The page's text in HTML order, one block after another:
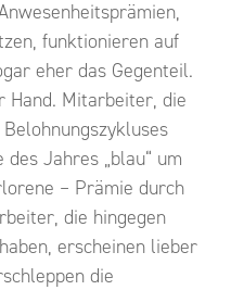
funktionieren auf
eher das Gegenteil.
Hand. Mitarbeiter, die
Jahres „blau“ um
– Prämie durch
die hingegen
erscheinen lieber
die